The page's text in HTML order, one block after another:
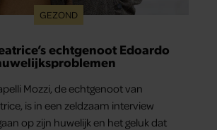
GEZOND
echtgenoot Edoardo
Mozzi, de echtgenoot van
is in een zeldzaam interview
op zijn huwelijk en het geluk dat